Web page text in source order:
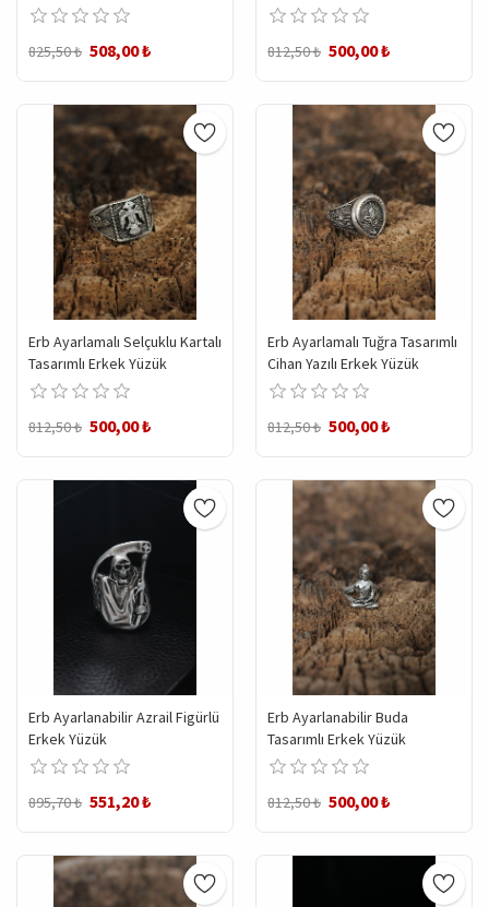
825,50 ₺ 508,00 ₺ 812,50 ₺ 500,00 ₺
Erb Ayarlamalı Selçuklu Kartalı
Tasarımlı Erkek Yüzük
812,50 ₺ 500,00 ₺
Erb Ayarlamalı Tuğra Tasarımlı
Cihan Yazılı Erkek Yüzük
812,50 ₺ 500,00 ₺
Erb Ayarlanabilir Azrail Figürlü
Erkek Yüzük
895,70 ₺ 551,20 ₺
Erb Ayarlanabilir Buda
Tasarımlı Erkek Yüzük
812,50 ₺ 500,00 ₺